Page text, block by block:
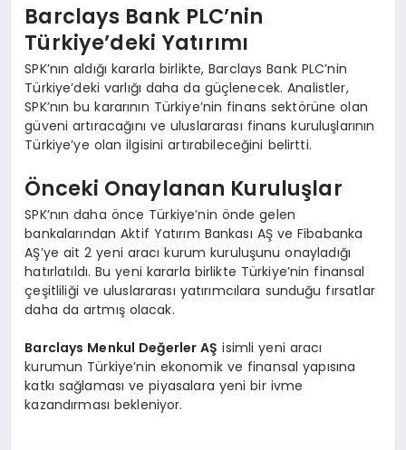
Barclays Bank PLC’nin
Türkiye’deki Yatırımı
SPK’nın aldığı kararla birlikte, Barclays Bank PLC’nin
Türkiye’deki varlığı daha da güçlenecek. Analistler,
SPK’nın bu kararının Türkiye’nin finans sektörüne olan
güveni artıracağını ve uluslararası finans kuruluşlarının
Türkiye’ye olan ilgisini artırabileceğini belirtti.
Önceki Onaylanan Kuruluşlar
SPK’nın daha önce Türkiye’nin önde gelen
bankalarından Aktif Yatırım Bankası AŞ ve Fibabanka
AŞ’ye ait 2 yeni aracı kurum kuruluşunu onayladığı
hatırlatıldı. Bu yeni kararla birlikte Türkiye’nin finansal
çeşitliliği ve uluslararası yatırımcılara sunduğu fırsatlar
daha da artmış olacak.
Barclays Menkul Değerler AŞ isimli yeni aracı
kurumun Türkiye’nin ekonomik ve finansal yapısına
katkı sağlaması ve piyasalara yeni bir ivme
kazandırması bekleniyor.